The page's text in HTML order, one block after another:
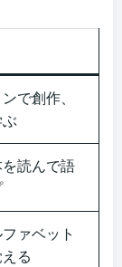
で創作、
読んで語
ァベット
る